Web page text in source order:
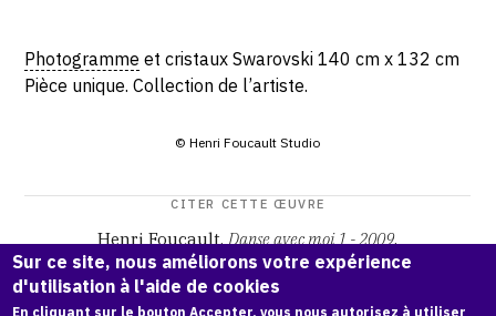
Photogramme et cristaux Swarovski 140 cm x 132 cm
Pièce unique. Collection de l’artiste.
© Henri Foucault Studio
CITER CETTE ŒUVRE
Henri Foucault, Danse avec moi 1 - 2009.
Catalogue raisonné Henri Foucault, OAM.ark:38997/o16j
xx
Sur ce site, nous améliorons votre expérience
d'utilisation à l'aide de cookies
En cliquant sur le bouton Accepter, vous nous autorisez à utiliser